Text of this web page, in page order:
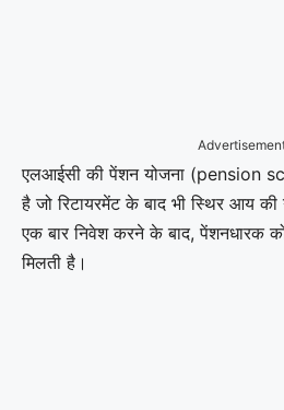
एलआईसी की पेंशन योजना (pension
है जो रिटायरमेंट के बाद भी स्थिर आय की
एक बार निवेश करने के बाद, पेंशनधारक
मिलती है।